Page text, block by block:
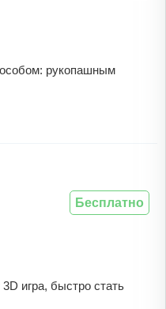
рукопашным
игра, быстро стать
Бесплатно